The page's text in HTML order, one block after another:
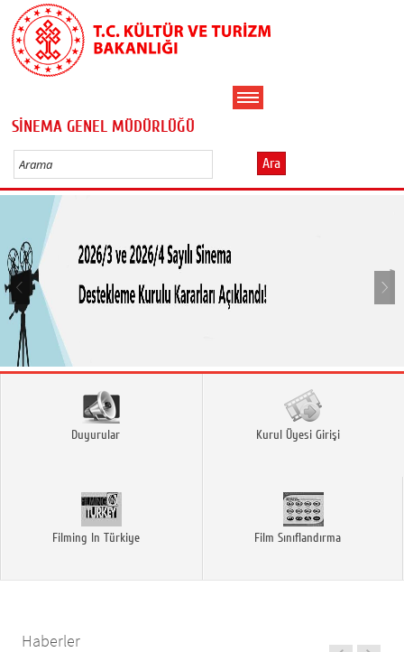
SİNEMA GENEL MÜDÜRLÜĞÜ
Ara
Duyurular Kurul Üyesi Girişi
Filming In Türkiye Film Sınıflandırma
Haberler